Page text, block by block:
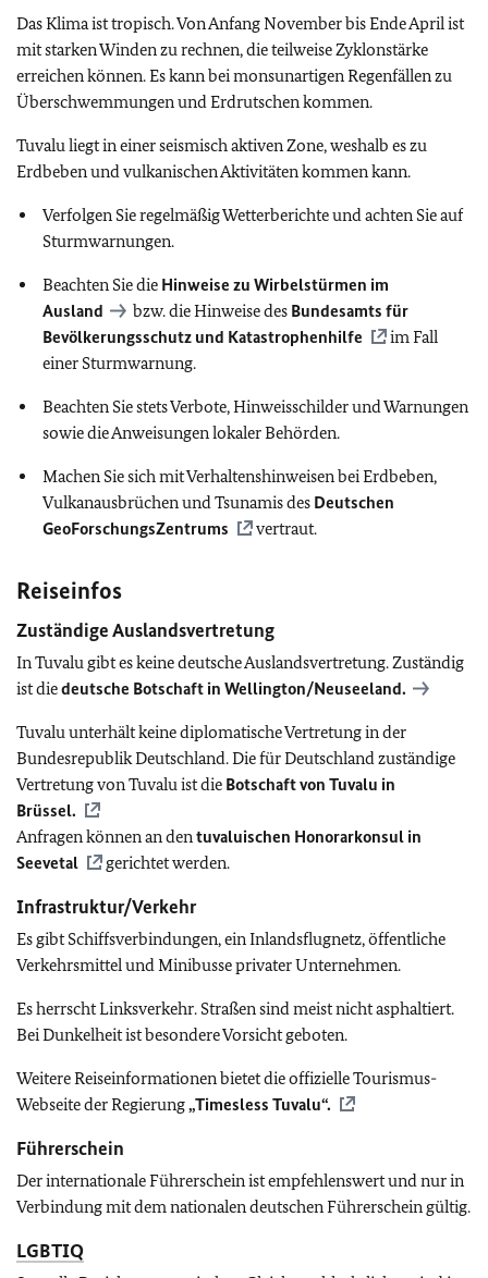
Das Klima ist tropisch. Von Anfang November bis Ende April ist
mit starken Winden zu rechnen, die teilweise Zyklonstärke
erreichen können. Es kann bei monsunartigen Regenfällen zu
Überschwemmungen und Erdrutschen kommen.
Tuvalu liegt in einer seismisch aktiven Zone, weshalb es zu
Erdbeben und vulkanischen Aktivitäten kommen kann.
Verfolgen Sie regelmäßig Wetterberichte und achten Sie auf
Sturmwarnungen.
Beachten Sie die Hinweise zu Wirbelstürmen im
Ausland
bzw. die Hinweise des Bundesamts für
Bevölkerungsschutz und Katastrophenhilfe
im Fall
einer Sturmwarnung.
Beachten Sie stets Verbote, Hinweisschilder und Warnungen
sowie die Anweisungen lokaler Behörden.
Machen Sie sich mit Verhaltenshinweisen bei Erdbeben,
Vulkanausbrüchen und Tsunamis des Deutschen
GeoForschungsZentrums
vertraut.
Reiseinfos
Zuständige Auslandsvertretung
In Tuvalu gibt es keine deutsche Auslandsvertretung. Zuständig
ist diedeutsche Botschaft in Wellington/Neuseeland.
Tuvalu unterhält keine diplomatische Vertretung in der
Bundesrepublik Deutschland. Die für Deutschland zuständige
Vertretung von Tuvalu ist die Botschaft von Tuvalu in
Brüssel.
Anfragen können an dentuvaluischen Honorarkonsul in
Seevetal
gerichtet werden.
Infrastruktur/Verkehr
Es gibt Schiffsverbindungen, ein Inlandsflugnetz, öffentliche
Verkehrsmittel und Minibusse privater Unternehmen.
Es herrscht Linksverkehr. Straßen sind meist nicht asphaltiert.
Bei Dunkelheit ist besondere Vorsicht geboten.
Weitere Reiseinformationen bietet die offizielle Tourismus-
Webseite der Regierung„Timesless Tuvalu“.
Führerschein
Der internationale Führerschein ist empfehlenswert und nur in
Verbindung mit dem nationalen deutschen Führerschein gültig.
LGBTIQ